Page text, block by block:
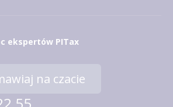
ekspertów PITax
na czacie
55